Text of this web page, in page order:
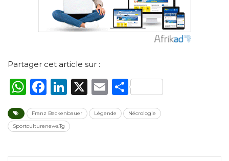
Partager cet article sur :
WhatsApp
Facebook
LinkedIn
X EmailPartager
Franz Beckenbauer Légende
Nécrologie
Sportculturenews.Tg